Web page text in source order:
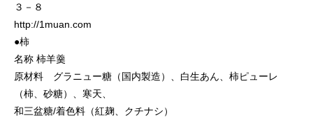
３－８
http://1muan.com
●柿
名称 柿羊羹
原材料 グラニュー糖（国内製造）、白生あん、柿ピューレ
（柿、砂糖）、寒天、
和三盆糖/着色料（紅麹、クチナシ）